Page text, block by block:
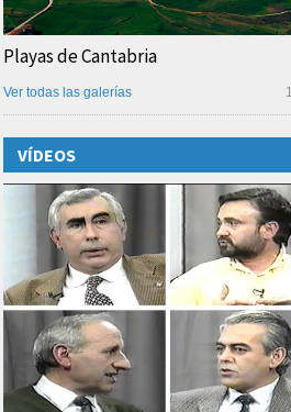
Playas de Cantabria
Ver todas las galerías
VÍDEOS